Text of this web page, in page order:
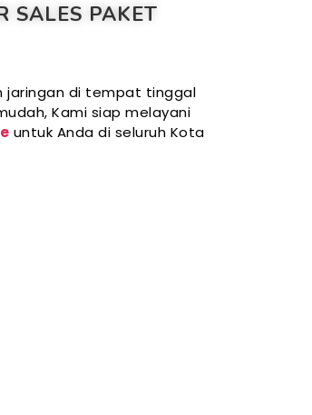
SALES PAKET
jaringan di tempat tinggal
Kami siap melayani
untuk Anda di seluruh Kota